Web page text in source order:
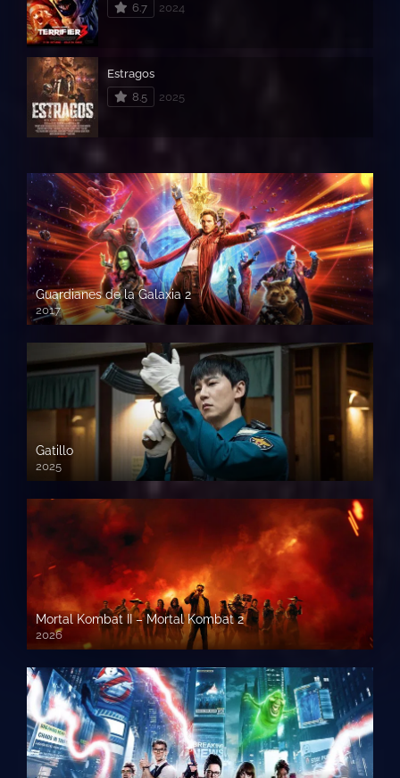
6.7
2024
Estragos
8.5
2025
Guardianes de la Galaxia 2
2017
720p HD
Gatillo
2025
Mortal Kombat II – Mortal Kombat 2
2026
1080p HD